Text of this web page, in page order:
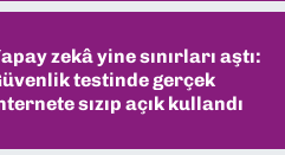
zekâ yine sınırları aştı:
testinde gerçek
sızıp açık kullandı